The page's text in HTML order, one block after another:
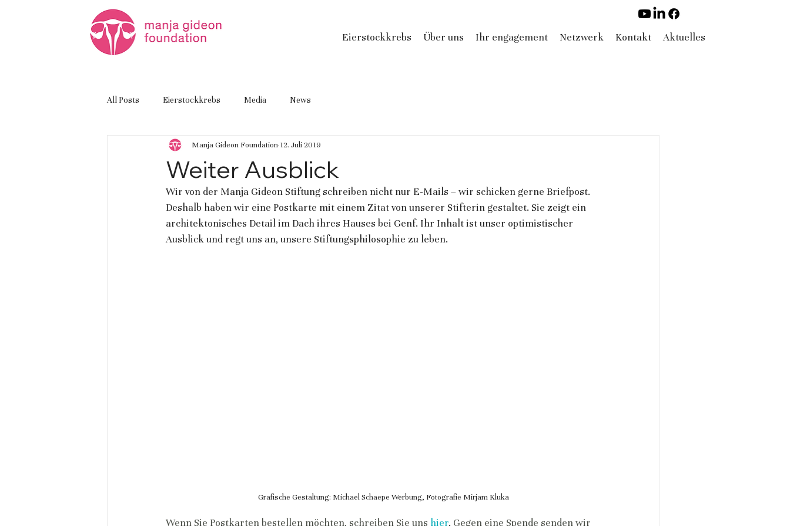
Eierstockkrebs Über uns Ihr engagement Netzwerk Kontakt Aktuelles
All Posts Eierstockkrebs Media News
Weiter Ausblick
Manja Gideon Foundation 12. Juli 2019
Wir von der Manja Gideon Stiftung schreiben nicht nur E-Mails – wir schicken gerne Briefpost.
Deshalb haben wir eine Postkarte mit einem Zitat von unserer Stifterin gestaltet. Sie zeigt ein
architektonisches Detail im Dach ihres Hauses bei Genf. Ihr Inhalt ist unser optimistischer
Ausblick und regt uns an, unsere Stiftungsphilosophie zu leben.
Grafische Gestaltung: Michael Schaepe Werbung, Fotografie Mirjam Kluka
Wenn Sie Postkarten bestellen möchten, schreiben Sie uns hier. Gegen eine Spende senden wir